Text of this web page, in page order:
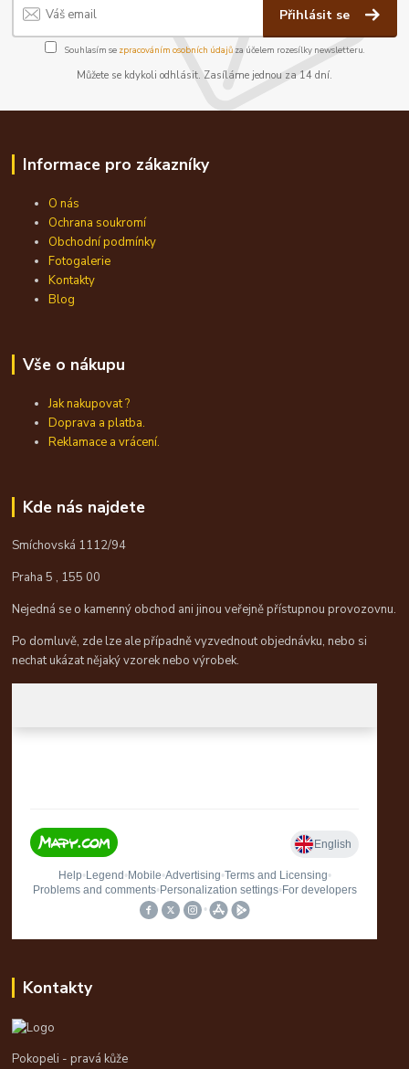
Přihlásit se
Souhlasím se zpracováním osobních údajůza účelem rozesílky newsletteru.
Můžete se kdykoli odhlásit. Zasíláme jednou za 14 dní.
Informace pro zákazníky
O nás
Ochrana soukromí
Obchodní podmínky
Fotogalerie
Kontakty
Blog
Vše o nákupu
Jak nakupovat ?
Doprava a platba.
Reklamace a vrácení.
Kde nás najdete
Smíchovská 1112/94
Praha 5 , 155 00
Nejedná se o kamenný obchod ani jinou veřejně přístupnou provozovnu.
Po domluvě, zde lze ale případně vyzvednout objednávku, nebo si
nechat ukázat nějaký vzorek nebo výrobek.
Kontakty
Pokopeli - pravá kůže